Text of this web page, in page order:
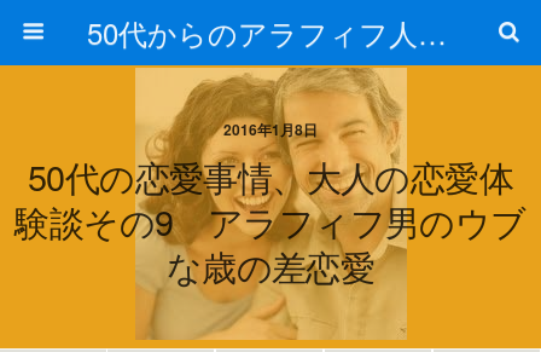
50代からのアラフィフ人生の楽しみ方
2016年1月8日
50代の恋愛事情、大人の恋愛体
験談その9 アラフィフ男のウブ
な歳の差恋愛